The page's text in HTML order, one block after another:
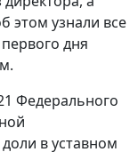
этом узнали все
дня
Федерального
в уставном